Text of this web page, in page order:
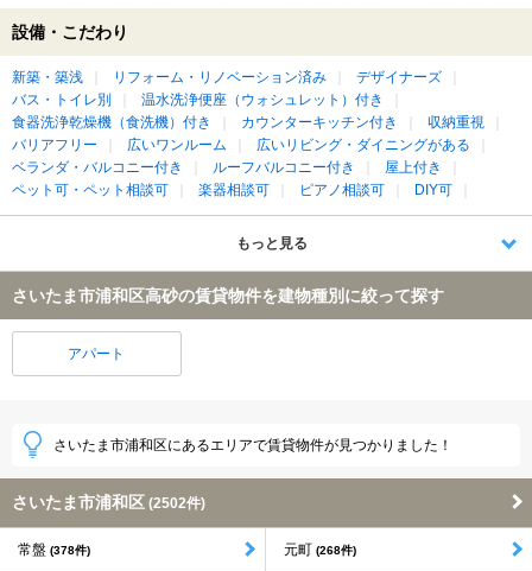
設備・こだわり
新築・築浅 リフォーム・リノベーション済み
デザイナーズ
バス・トイレ別
温水洗浄便座（ウォシュレット）付き
食器洗浄乾燥機（食洗機）付き
カウンターキッチン付き
収納重視
バリアフリー
広いワンルーム
広いリビング・ダイニングがある
ベランダ・バルコニー付き
ルーフバルコニー付き
屋上付き
ペット可・ペット相談可
楽器相談可 ピアノ相談可 DIY可
もっと見る
さいたま市浦和区高砂の賃貸物件を建物種別に絞って探す
アパート
さいたま市浦和区にあるエリアで賃貸物件が見つかりました！
さいたま市浦和区 (2502件)
常盤 (378件) 元町 (268件)